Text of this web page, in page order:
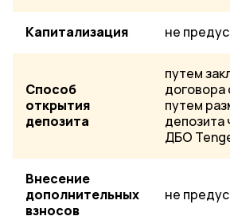
Капитализация не
Способ
открытия
депозита
путем
договора
путем
депозита
ДБО
Внесение
дополнительных
взносов
не